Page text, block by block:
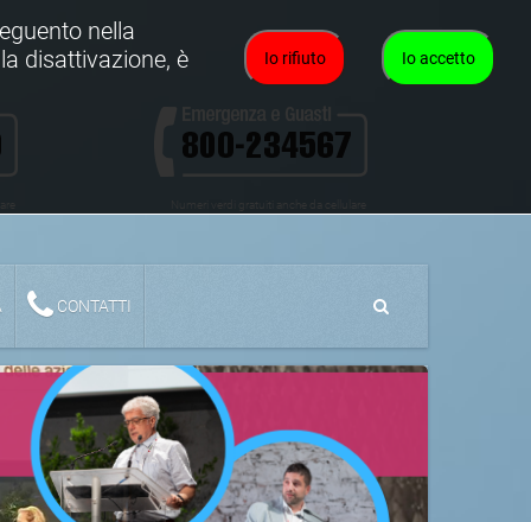
Numeri verdi gratuiti anche da cellulare
CONTATTI
Io accetto
Io rifiuto
nella
disattivazione, è